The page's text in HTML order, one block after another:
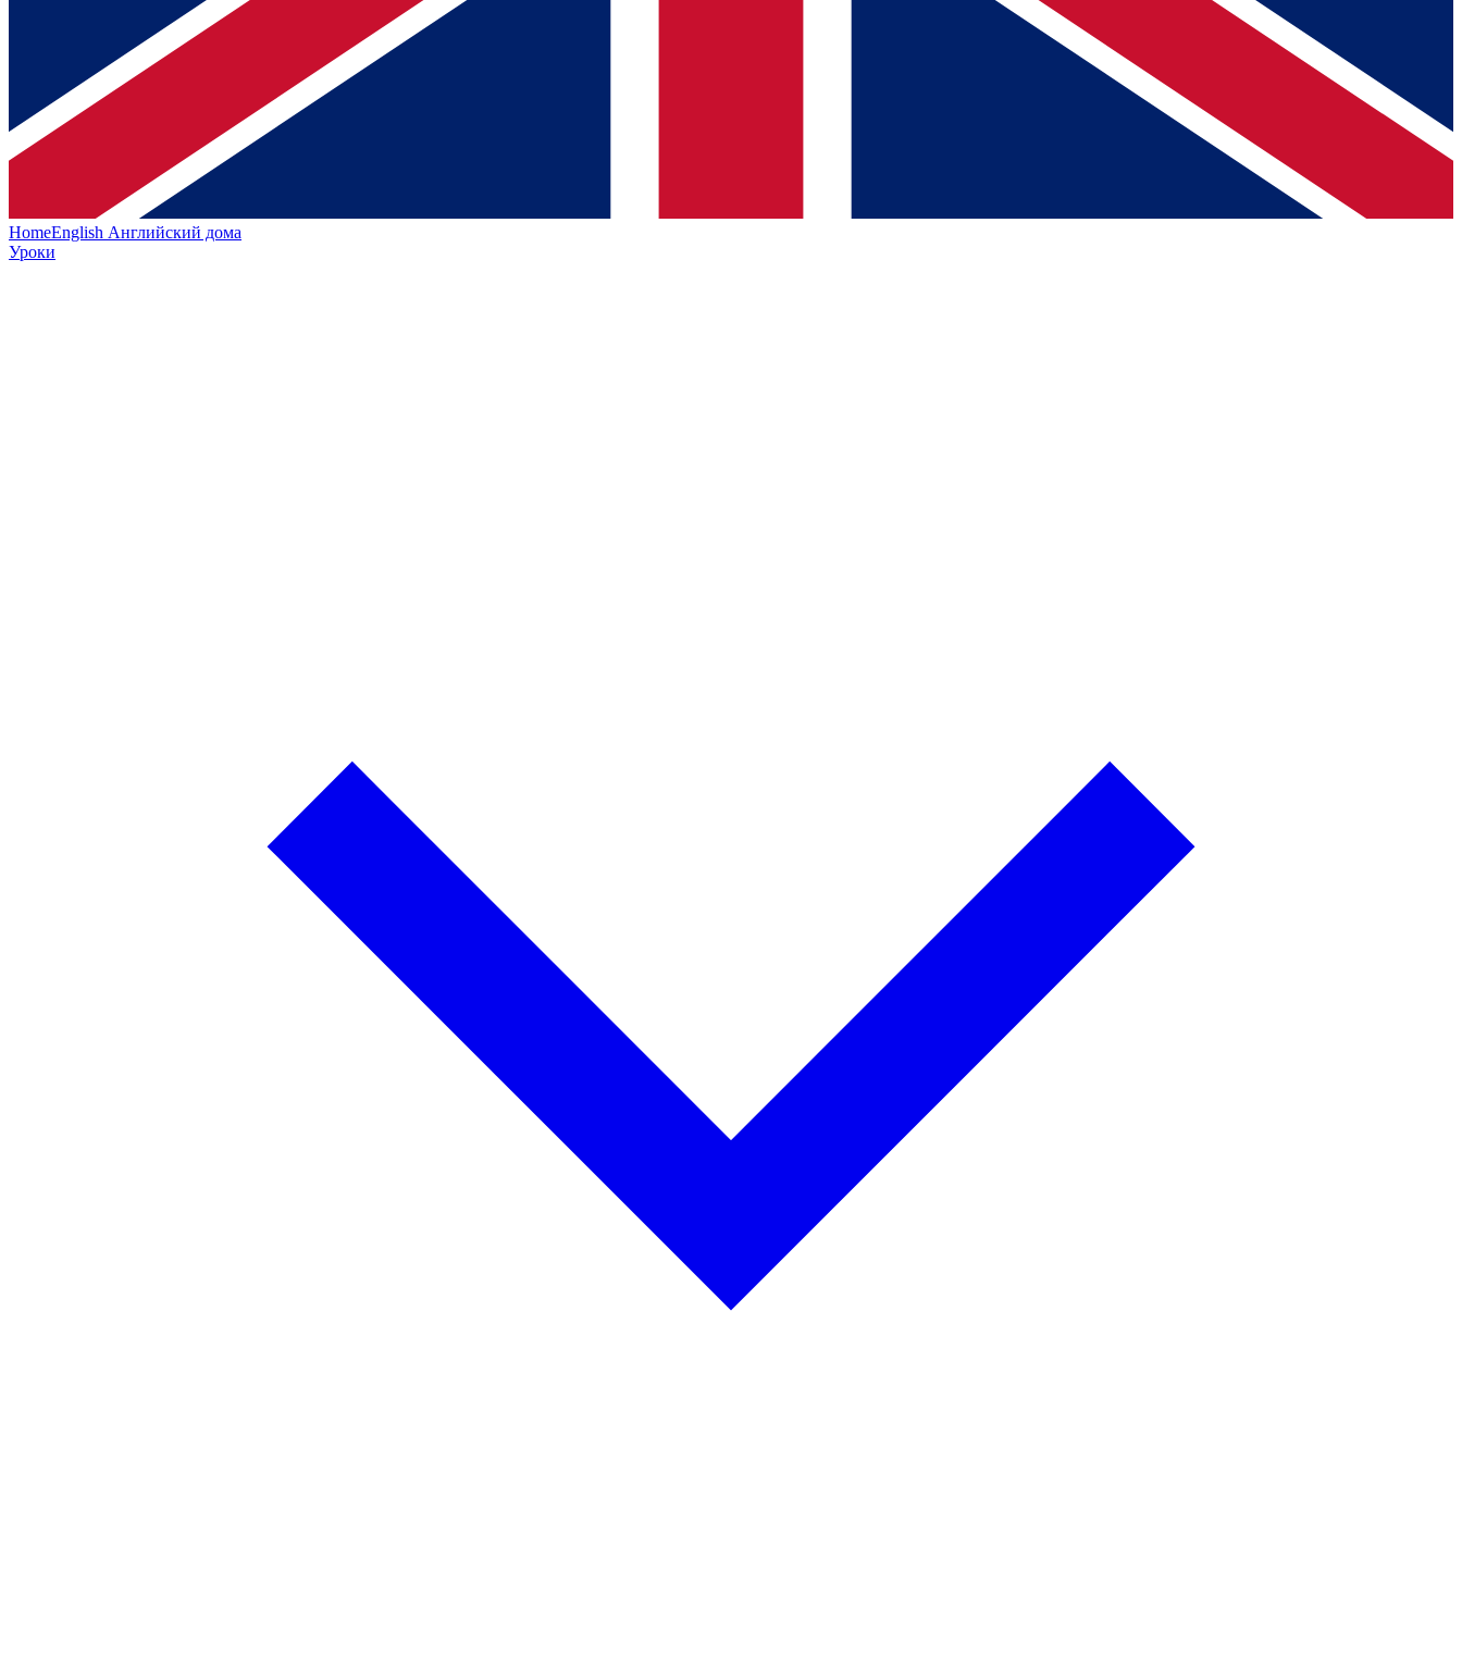
HomeEnglish Английский дома
Уроки